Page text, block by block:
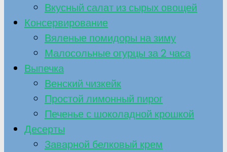
Вкусный салат из сырых овощей
Консервирование
Вяленые помидоры на зиму
Малосольные огурцы за 2 часа
Выпечка
Венский чизкейк
Простой лимонный пирог
Печенье с шоколадной крошкой
Десерты
Заварной белковый крем